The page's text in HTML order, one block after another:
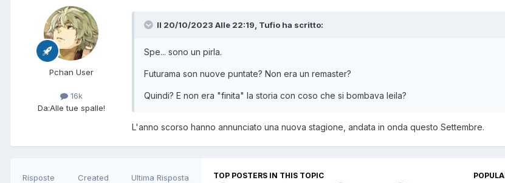
Pchan User
16k
Da:Alle tue spalle!
Il 20/10/2023 Alle 22:19, Tufio ha scritto:
Spe... sono un pirla.
Futurama son nuove puntate? Non era un remaster?
Quindi? E non era "finita" la storia con coso che si bombava leila?
L'anno scorso hanno annunciato una nuova stagione, andata in onda questo Settembre.
Risposte Created Ultima Risposta TOP POSTERS IN THIS TOPIC